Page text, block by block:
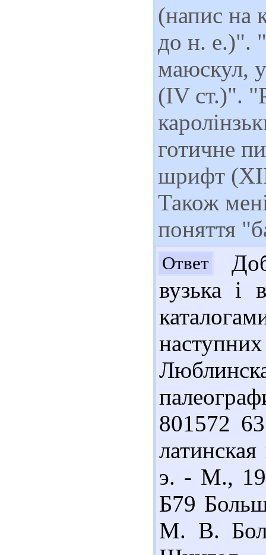
(напис на
до н. е.)".
маюскул,
(IV ст.)".
готичне
шрифт
Також
поняття
Ответ
вузька і
801572
э. - М.,
Б79
М. В.